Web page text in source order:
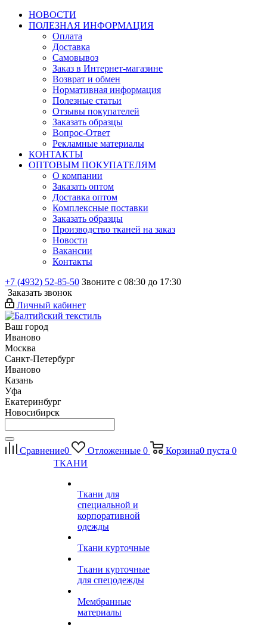
НОВОСТИ
ПОЛЕЗНАЯ ИНФОРМАЦИЯ
Оплата
Доставка
Самовывоз
Заказ в Интернет-магазине
Возврат и обмен
Нормативная информация
Полезные статьи
Отзывы покупателей
Заказать образцы
Вопрос-Ответ
Рекламные материалы
КОНТАКТЫ
ОПТОВЫМ ПОКУПАТЕЛЯМ
О компании
Заказать оптом
Доставка оптом
Комплексные поставки
Заказать образцы
Производство тканей на заказ
Новости
Вакансии
Контакты
+7 (4932) 52-85-50 Звоните с 08:30 до 17:30
Заказать звонок
Личный кабинет
Ваш город
Иваново
Москва
Санкт-Петербург
Иваново
Казань
Уфа
Екатеринбург
Новосибирск
Сравнение0 Отложенные 0 Корзина0 пуста 0
ТКАНИ
Ткани для
специальной и
корпоративной
одежды
Ткани курточные
Ткани курточные
для спецодежды
Мембранные
материалы